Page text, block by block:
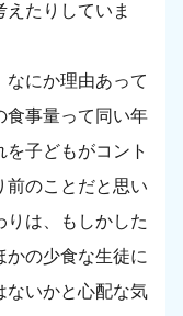
たりしていま
なにか理由あって
食事量って同い年
子どもがコント
前のことだと思い
りは、もしかした
かの少食な生徒に
ないかと心配な気